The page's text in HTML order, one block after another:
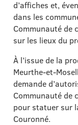
d’affiches et,
dans les
Communauté de
sur les lieux du
À l’issue de la
Meurthe-et-
demande
Communauté de
pour statuer sur
Couronné.